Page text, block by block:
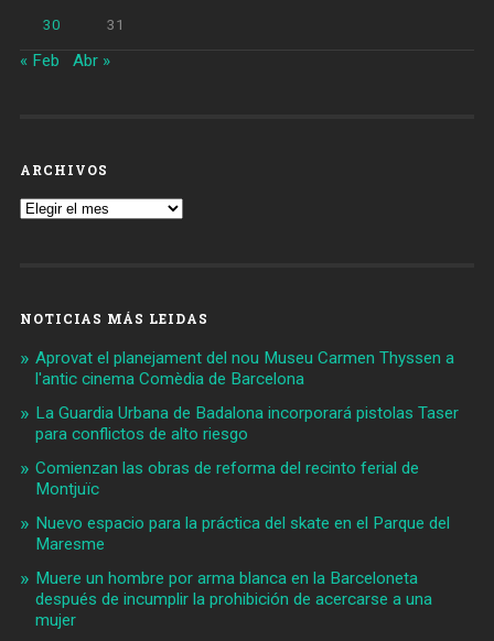
30 31
« Feb Abr »
ARCHIVOS
Archivos
NOTICIAS MÁS LEIDAS
Aprovat el planejament del nou Museu Carmen Thyssen a
l'antic cinema Comèdia de Barcelona
La Guardia Urbana de Badalona incorporará pistolas Taser
para conflictos de alto riesgo
Comienzan las obras de reforma del recinto ferial de
Montjuïc
Nuevo espacio para la práctica del skate en el Parque del
Maresme
Muere un hombre por arma blanca en la Barceloneta
después de incumplir la prohibición de acercarse a una
mujer